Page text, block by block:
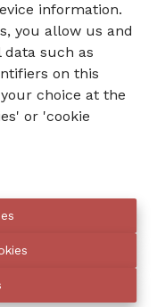
information.
you allow us and
such as
on this
choice at the
or 'cookie
renvoyant à
ces pages peut
Nous n'avons
plateformes de
tiers qui sont
de propriété
loi applicable en la
ce site Web. Le
protégé par le
de copier ou